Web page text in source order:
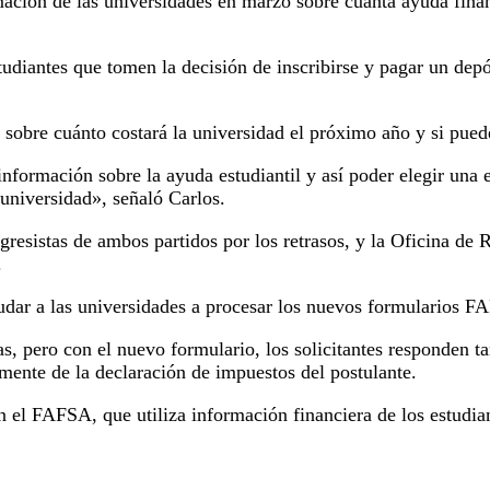
que tomen la decisión de inscribirse y pagar un
cuánto costará la universidad el próximo año y si
sobre la ayuda estudiantil y así poder elegir una
señaló Carlos.
de ambos partidos por los retrasos, y la Oficina de
a las universidades a procesar los nuevos formularios
pero con el nuevo formulario, los solicitantes responden
de la declaración de impuestos del postulante.
el FAFSA, que utiliza información financiera de los